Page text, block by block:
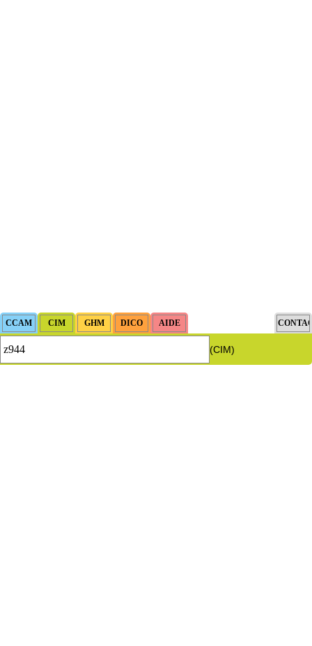
(CIM)